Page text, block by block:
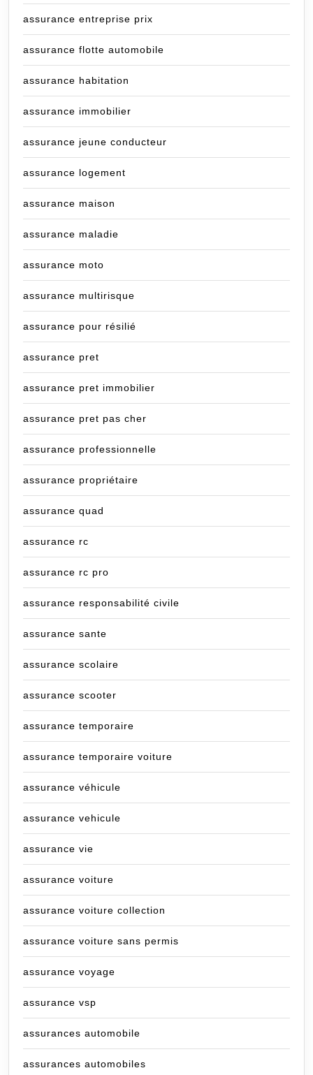
assurance entreprise prix
assurance flotte automobile
assurance habitation
assurance immobilier
assurance jeune conducteur
assurance logement
assurance maison
assurance maladie
assurance moto
assurance multirisque
assurance pour résilié
assurance pret
assurance pret immobilier
assurance pret pas cher
assurance professionnelle
assurance propriétaire
assurance quad
assurance rc
assurance rc pro
assurance responsabilité civile
assurance sante
assurance scolaire
assurance scooter
assurance temporaire
assurance temporaire voiture
assurance véhicule
assurance vehicule
assurance vie
assurance voiture
assurance voiture collection
assurance voiture sans permis
assurance voyage
assurance vsp
assurances automobile
assurances automobiles